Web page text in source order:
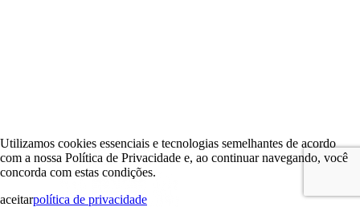
Utilizamos cookies essenciais e tecnologias semelhantes de acordo
com a nossa Política de Privacidade e, ao continuar navegando, você
concorda com estas condições.
aceitarpolítica de privacidade